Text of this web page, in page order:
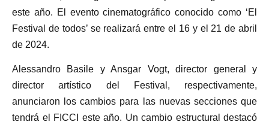
este año. El evento cinematográfico conocido como ‘El
Festival de todos’ se realizará entre el 16 y el 21 de abril
de 2024.
Alessandro Basile y Ansgar Vogt, director general y
director artístico del Festival, respectivamente,
anunciaron los cambios para las nuevas secciones que
tendrá el FICCI este año. Un cambio estructural destacó